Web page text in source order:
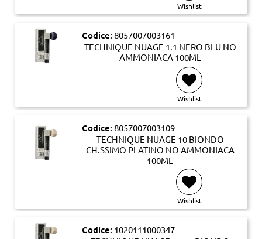
Wishlist
Codice: 8057007003161
TECHNIQUE NUAGE 1.1 NERO BLU NO
AMMONIACA 100ML
Wishlist
Codice: 8057007003109
TECHNIQUE NUAGE 10 BIONDO
CH.SSIMO PLATINO NO AMMONIACA
100ML
Wishlist
Codice: 1020111000347